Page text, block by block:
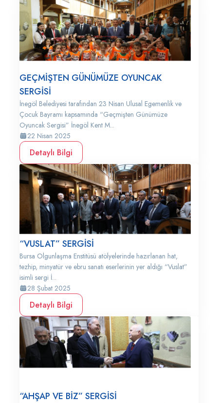
GEÇMİŞTEN GÜNÜMÜZE OYUNCAK
SERGİSİ
İnegöl Belediyesi tarafından 23 Nisan Ulusal Egemenlik ve
Çocuk Bayramı kapsamında “Geçmişten Günümüze
Oyuncak Sergisi” İnegöl Kent M...
22 Nisan 2025
Detaylı Bilgi
“VUSLAT” SERGİSİ
Bursa Olgunlaşma Enstitüsü atölyelerinde hazırlanan hat,
tezhip, minyatür ve ebru sanatı eserlerinin yer aldığı “Vuslat”
isimli sergi İ...
28 Şubat 2025
Detaylı Bilgi
“AHŞAP VE BİZ” SERGİSİ